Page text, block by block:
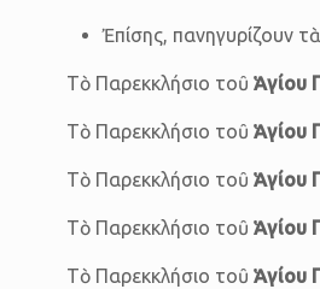
Ἐπίσης, πανηγυρίζουν
Τὸ Παρεκκλήσιο τοῦ Ἁγίου
Τὸ Παρεκκλήσιο τοῦ Ἁγίου
Τὸ Παρεκκλήσιο τοῦ Ἁγίου
Τὸ Παρεκκλήσιο τοῦ Ἁγίου
Τὸ Παρεκκλήσιο τοῦ Ἁγίου